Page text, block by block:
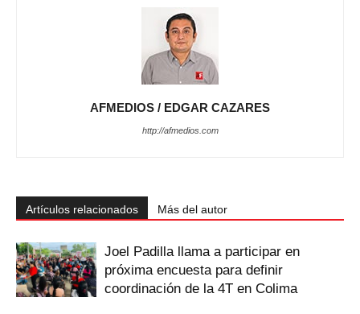
AFMEDIOS / EDGAR CAZARES
http://afmedios.com
Artículos relacionados Más del autor
Joel Padilla llama a participar en
próxima encuesta para definir
coordinación de la 4T en Colima